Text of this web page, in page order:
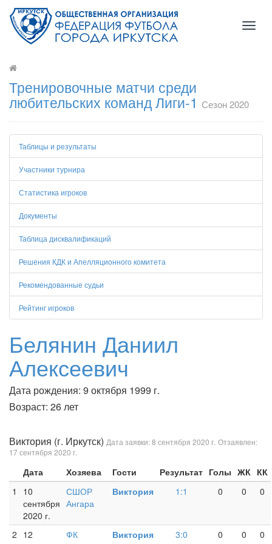
Тренировочные матчи среди
любительских команд Лиги-1 Сезон 2020
Таблицы и результаты
Участники турнира
Статистика игроков
Документы
Таблица дисквалификаций
Решения КДК и Апелляционного комитета
Рекомендованные судьи
Рейтинг игроков
Белянин Даниил
Алексеевич
Дата рождения: 9 октября 1999 г.
Возраст: 26 лет
Виктория (г. Иркутск) Дата заявки: 8 сентября 2020 г. Отзаявлен:
17 сентября 2020 г.
Дата Хозяева Гости Результат Голы ЖК КК
1
10
сентября
2020 г.
СШОР
Ангара
Виктория 1:1 0 0 0
2 12
ФК
Виктория 3:0 0 0 0